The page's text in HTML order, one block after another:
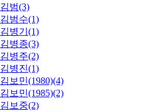
김범(3)
김범수(1)
김병기(1)
김병종(3)
김병주(2)
김병진(1)
김보민(1980)(4)
김보민(1985)(2)
김보중(2)